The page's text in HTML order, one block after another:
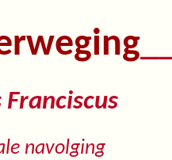
Franciscus
navolging